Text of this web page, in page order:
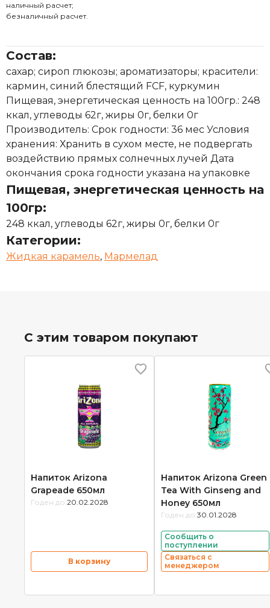
наличный расчет;
безналичный расчет.
Состав:
сахар; сироп глюкозы; ароматизаторы; красители:
кармин, синий блестящий FCF, куркумин
Пищевая, энергетическая ценность на 100гр.: 248
ккал, углеводы 62г, жиры 0г, белки 0г
Производитель: Срок годности: 36 мес Условия
хранения: Хранить в сухом месте, не подвергать
воздействию прямых солнечных лучей Дата
окончания срока годности указана на упаковке
Пищевая, энергетическая ценность на
100гр:
248 ккал, углеводы 62г, жиры 0г, белки 0г
Категории:
Жидкая карамель, Мармелад
С этим товаром покупают
Напиток Arizona
Grapeade 650мл
Годен до: 20.02.2028
В корзину
Напиток Arizona Green
Tea With Ginseng and
Honey 650мл
Годен до: 30.01.2028
Сообщить о
поступлении
Связаться с
менеджером